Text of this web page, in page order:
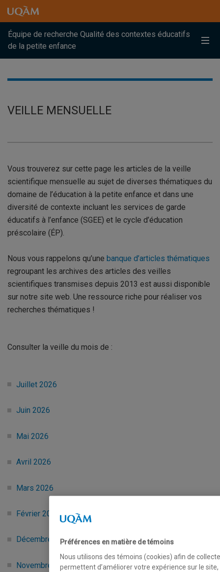
Raccourci vers le contenu
Raccourci vers le menu principal
Raccourci vers la recherche
Raccourci vers le contenu
Raccourci vers le menu principal
Raccourci vers la recherche
Équipe de recherche Qualité des contextes éducatifs
de la petite enfance
VEILLE MENSUELLE
Vous trouverez sur cette page les articles de la veille
scientifique mensuelle au sujet de diverses thématiques du
domaine de l’éducation à la petite enfance et dans une
diversité de contexte incluant les services de garde
éducatifs à l’enfance (SGEE) et le cycle d’éducation
préscolaire (ÉP).
Nous vous rappelons qu’une banque d’articles thématiques
regroupant les archives des articles des veilles
scientifiques transmises depuis 2013 est aussi disponible
sur notre site web. Une ressource riche pour réaliser vos
recherches thématiques !
Consulter la veille du mois de :
Juillet 2026
Juin 2026
Mai 2026
Avril 2026
Mars 2026
Février 2026
Décembre 2025 et Janvier 2026
Novembre 2025
Préférences en matière de témoins
Nous utilisons des témoins (cookies) afin de
permettent d’améliorer votre expérience sur le